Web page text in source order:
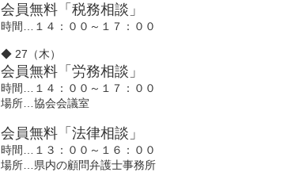
会員無料「税務相談」
時間…１４：００～１７：００
◆ 27（木）
会員無料「労務相談」
時間…１４：００～１７：００
場所…協会会議室
会員無料「法律相談」
時間…１３：００～１６：００
場所…県内の顧問弁護士事務所